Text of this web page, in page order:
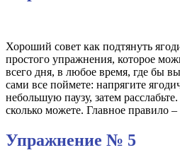
Хороший совет как подтянуть
простого упражнения, которое
всего дня, в любое время, где бы
сами все поймете: напрягите
небольшую паузу, затем
сколько можете. Главное правило –
Упражнение № 5